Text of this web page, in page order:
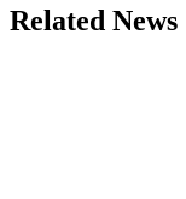
Related News